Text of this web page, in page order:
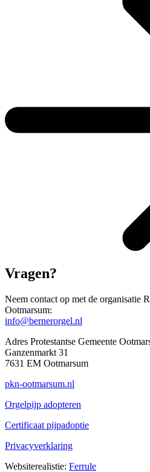
Vragen?
Neem contact op met de organisatie
Ootmarsum:
info@bernerorgel.nl
Adres Protestantse Gemeente
Ganzenmarkt 31
7631 EM Ootmarsum
pkn-ootmarsum.nl
Orgelpijp adopteren
Certificaat pijpadoptie
Privacyverklaring
Websiterealistie: Ferrule